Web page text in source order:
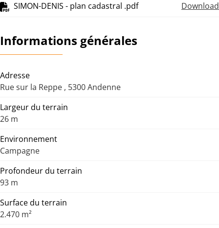
SIMON-DENIS - plan cadastral .pdf Download
Informations générales
Adresse
Rue sur la Reppe , 5300 Andenne
Largeur du terrain
26 m
Environnement
Campagne
Profondeur du terrain
93 m
Surface du terrain
2.470 m²